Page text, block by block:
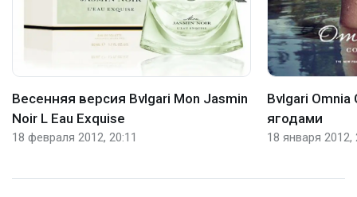
Весенняя версия Bvlgari Mon Jasmin
Noir L Eau Exquise
18 февраля 2012, 20:11
Bvlgari Omnia
ягодами
18 января 2012,